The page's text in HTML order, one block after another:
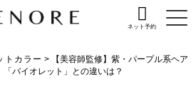
ネット予約
トカラー >
【美容師監修】紫・パープル系ヘア
バイオレット」との違いは？